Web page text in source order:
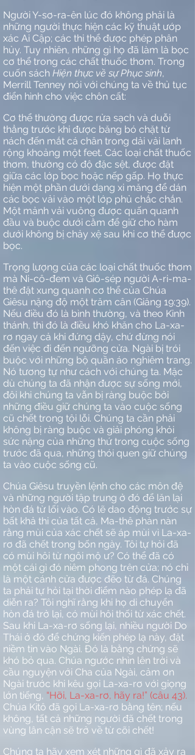
Người Y-sơ-ra-ên lúc đó không phải là
những người thực hiện các kỹ thuật ướp
xác Ai Cập; các thi thể được phép phân
hủy. Tuy nhiên, những gì họ đã làm là bọc
cơ thể trong các chất thuốc thơm. Trong
cuốn sách Hiện thực về sự Phục sinh,
Merrill Tenney nói với chúng ta về thủ tục
điển hình cho việc chôn cất:
Cơ thể thường được rửa sạch và duỗi
thẳng trước khi được băng bó chặt từ
nách đến mắt cá chân trong dải vải lanh
rộng khoảng một feet. Các loại chất thuốc
thơm, thường có độ đặc sệt, được đặt
giữa các lớp bọc hoặc nếp gấp. Họ thực
hiện một phần dưới dạng xi măng để dán
các bọc vải vào một lớp phủ chắc chắn.
Một mảnh vải vuông được quấn quanh
đầu và buộc dưới cằm để giữ cho hàm
dưới không bị chảy xệ sau khi cơ thể được
bọc.
Trọng lượng của các loại chất thuốc thơm
mà Ni-cô-đem và Giô-sép người A-ri-ma-
thê đặt xung quanh cơ thể của Chúa
Giêsu nặng độ một trăm cân (Giăng 19:39).
Nếu điều đó là bình thường, và theo Kinh
thánh, thì đó là điều khó khăn cho La-xa-
rơ ngay cả khi đứng dậy, chứ đừng nói
đến việc đi đến ngưỡng cửa. Ngài bị trói
buộc với những bộ quần áo nghiêm trang.
Nó tương tự như cách với chúng ta. Mặc
dù chúng ta đã nhận được sự sống mới,
đôi khi chúng ta vẫn bị ràng buộc bởi
những điều giữ chúng ta vào cuộc sống
cũ chết trong tội lỗi. Chúng ta cần phải
không bị ràng buộc và giải phóng khỏi
sức nặng của những thứ trong cuộc sống
trước đã qua, những thói quen giữ chúng
ta vào cuộc sống cũ.
Chúa Giêsu truyền lệnh cho các môn đệ
và những người tập trung ở đó để lăn lại
hòn đá từ lối vào. Có lẽ dao động trước sự
bất khả thi của tất cả, Ma-thê phàn nàn
rằng mùi của xác chết sẽ áp mùi vì La-xa-
rơ đã chết trong bốn ngày. Tôi tự hỏi đã
có mùi hôi từ ngôi mộ ư? Có thể đã có
một cái gì đó niêm phong trên cửa; nó chỉ
là một cánh cửa được đẽo từ đá. Chúng
ta phải tự hỏi tại thời điểm nào phép lạ đã
diễn ra? Tôi nghĩ rằng khi họ di chuyển
hòn đá trở lại, có mùi hôi thối từ xác chết.
Sau khi La-xa-rơ sống lại, nhiều người Do
Thái ở đó để chứng kiến phép lạ này, đặt
niềm tin vào Ngài. Đó là bằng chứng sẽ
khó bỏ qua. Chúa ngước nhìn lên trời và
cầu nguyện với Cha của Ngài, cảm ơn
Ngài trước khi kêu gọi La-xa-rơ với giọng
lớn tiếng, “Hỡi, La-xa-rơ, hãy ra!” (câu 43).
Chúa Kitô đã gọi La-xa-rơ bằng tên; nếu
không, tất cả những người đã chết trong
vùng lân cận sẽ trở về từ cõi chết!
Chúng ta hãy xem xét những gì đã xảy ra